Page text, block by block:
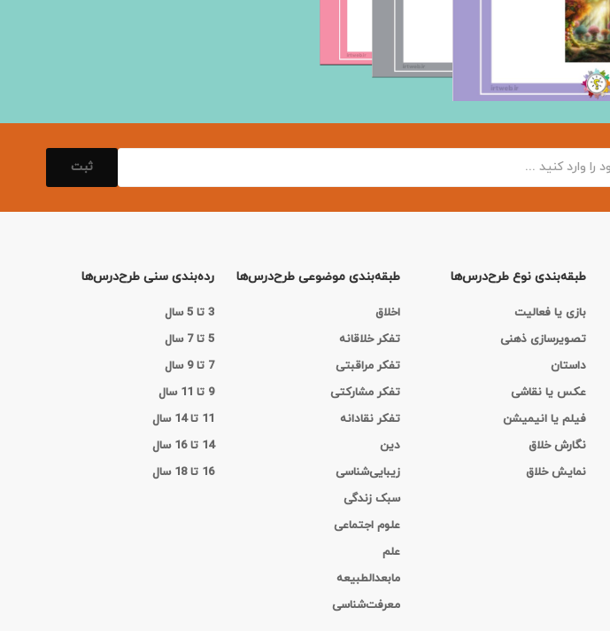
ثبت
طبقه‌بندی نوع طرح‌درس‌ها
بازی یا فعالیت
تصویرسازی ذهنی
داستان
عکس یا نقاشی
فیلم یا انیمیشن
نگارش خلاق
نمایش خلاق
طبقه‌بندی موضوعی طرح‌درس‌ها
اخلاق
تفکر خلاقانه
تفکر مراقبتی
تفکر مشارکتی
تفکر نقادانه
دین
زیبایی‌شناسی
سبک زندگی
علوم اجتماعی
علم
مابعدالطبیعه
معرفت‌شناسی
رده‌بندی سنی طرح‌درس‌ها
3 تا 5 سال
5 تا 7 سال
7 تا 9 سال
9 تا 11 سال
11 تا 14 سال
14 تا 16 سال
16 تا 18 سال